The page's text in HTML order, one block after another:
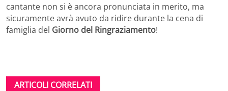
cantante non si è ancora pronunciata in merito, ma
sicuramente avrà avuto da ridire durante la cena di
famiglia del Giorno del Ringraziamento!
ARTICOLI CORRELATI